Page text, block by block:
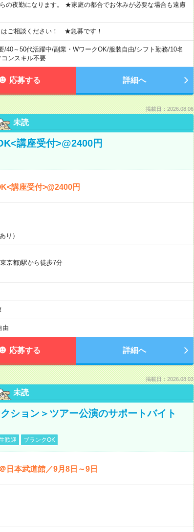
夜勤になります。 ★家庭の都合でお休みが必要な場合も遠慮
はご相談ください！ ★急募です！
/40～50代活躍中/副業・WワークOK/服装自由/シフト勤務/10名
ンスキル不要
応募する 詳細へ
掲載日：2026.08.06
未読
講座受付>@2400円
講座受付>@2400円
り）
京都)駅から徒歩7分
由
応募する 詳細へ
掲載日：2026.08.03
未読
ション＞ツアー公演のサポートバイト
歓迎 ブランクOK
日本武道館／9月8日～9日